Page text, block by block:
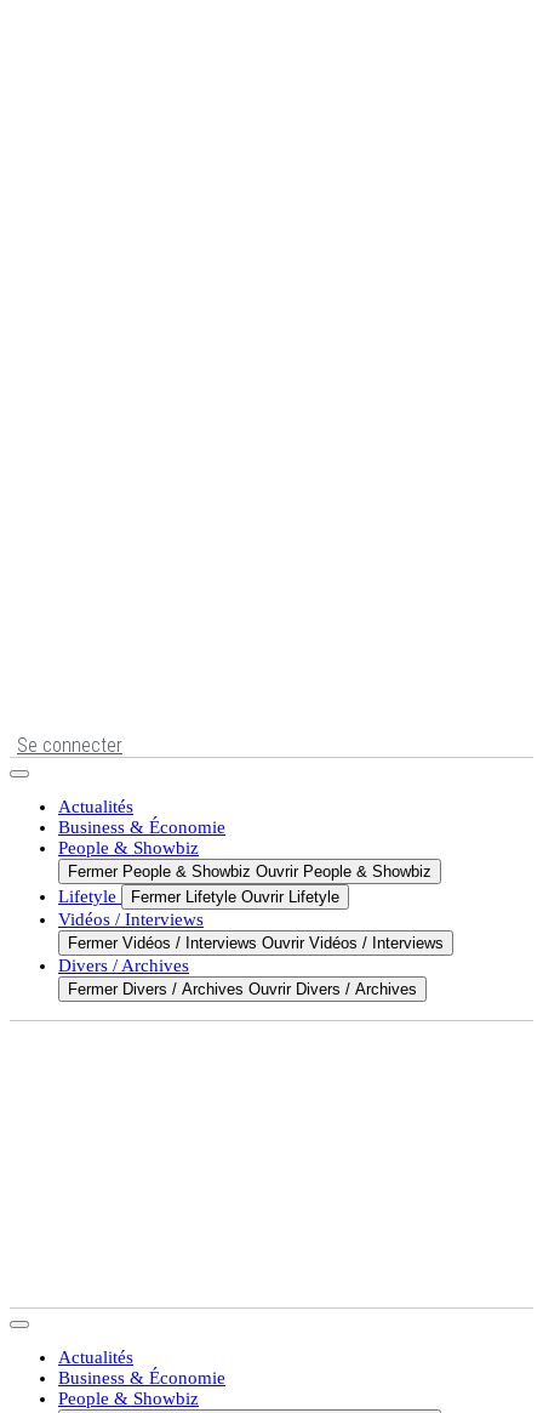
Se connecter
Actualités
Business & Économie
People & Showbiz
Fermer People & Showbiz Ouvrir People & Showbiz
Lifetyle Fermer Lifetyle Ouvrir Lifetyle
Vidéos / Interviews
Fermer Vidéos / Interviews Ouvrir Vidéos / Interviews
Divers / Archives
Fermer Divers / Archives Ouvrir Divers / Archives
Actualités
Business & Économie
People & Showbiz